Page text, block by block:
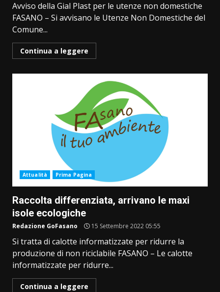
Avviso della Gial Plast per le utenze non domestiche
FASANO – Si avvisano le Utenze Non Domestiche del
Comune...
Continua a leggere
Attualità Prima Pagina
Raccolta differenziata, arrivano le maxi
isole ecologiche
Redazione GoFasano 15 Settembre 2022 05:55
Si tratta di calotte informatizzate per ridurre la
produzione di non riciclabile FASANO – Le calotte
informatizzate per ridurre...
Continua a leggere